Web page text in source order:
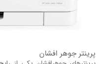
پرینتر جوهر افشان